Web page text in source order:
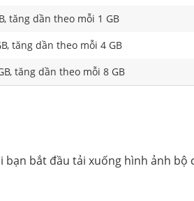
tăng dần theo mỗi 1 GB
tăng dần theo mỗi 4 GB
tăng dần theo mỗi 8 GB
bắt đầu tải xuống hình ảnh bộ